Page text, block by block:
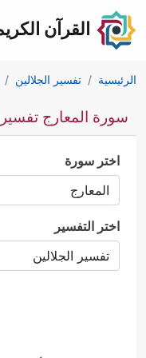
القرآن
الرئيسية تفسير الجلالين
سورة المعارج تفسير
اختر سورة
اختر التفسير